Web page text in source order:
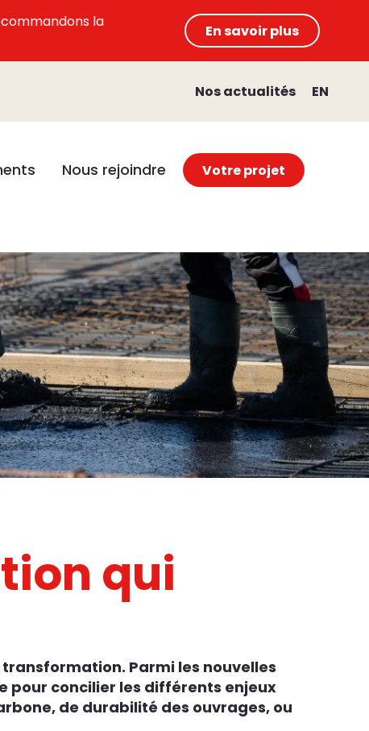
la
En savoir plus
Nos actualités EN
Votre projet
Nous rejoindre
qui
Parmi les nouvelles
pour concilier les différents enjeux
de durabilité des ouvrages, ou